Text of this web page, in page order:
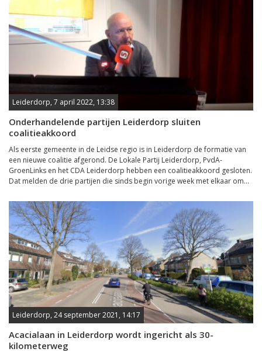
Leiderdorp, 7 april 2022, 13:38
Onderhandelende partijen Leiderdorp sluiten
coalitieakkoord
Als eerste gemeente in de Leidse regio is in Leiderdorp de formatie van
een nieuwe coalitie afgerond. De Lokale Partij Leiderdorp, PvdA-
GroenLinks en het CDA Leiderdorp hebben een coalitieakkoord gesloten.
Dat melden de drie partijen die sinds begin vorige week met elkaar om...
Leiderdorp, 24 september 2021, 14:17
Acacialaan in Leiderdorp wordt ingericht als 30-
kilometerweg